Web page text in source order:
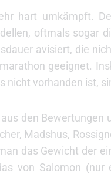
hart umkämpft.
oftmals sogar
avisiert, die
geeignet.
vorhanden ist,
den
Madshus,
das Gewicht der
von Salomon